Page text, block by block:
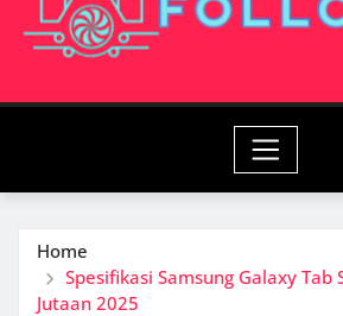
Home
Spesifikasi Samsung Galaxy Tab
Jutaan 2025